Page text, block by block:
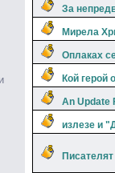
За
Мирела
Оплаках
Кой герой
An Update
излезе и